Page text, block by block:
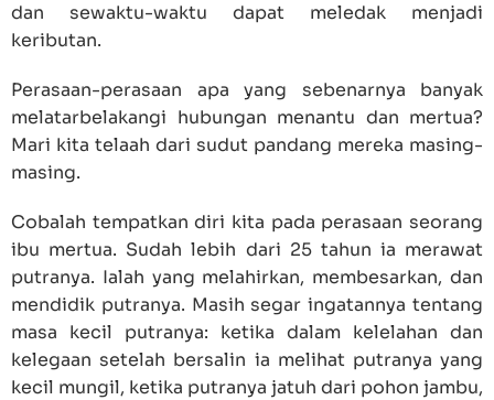
dan sewaktu-waktu dapat meledak menjadi
keributan.
Perasaan-perasaan apa yang sebenarnya banyak
melatarbelakangi hubungan menantu dan mertua?
Mari kita telaah dari sudut pandang mereka masing-
masing.
Cobalah tempatkan diri kita pada perasaan seorang
ibu mertua. Sudah lebih dari 25 tahun ia merawat
putranya. Ialah yang melahirkan, membesarkan, dan
mendidik putranya. Masih segar ingatannya tentang
masa kecil putranya: ketika dalam kelelahan dan
kelegaan setelah bersalin ia melihat putranya yang
kecil mungil, ketika putranya jatuh dari pohon jambu,